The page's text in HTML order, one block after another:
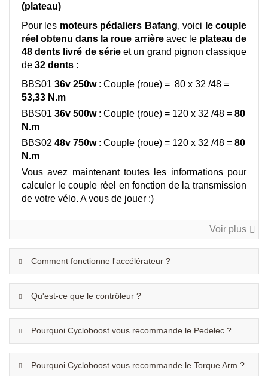
(plateau)
Pour les moteurs pédaliers Bafang, voici le couple
réel obtenu dans la roue arrièreavec le plateau de
48 dents livré de sérieet un grand pignon classique
de 32 dents :
BBS01 36v 250w: Couple (roue) = 80 x 32 /48 =
53,33 N.m
BBS01 36v 500w: Couple (roue) = 120 x 32 /48 = 80
N.m
BBS02 48v 750w: Couple (roue) = 120 x 32 /48 = 80
N.m
Vous avez maintenant toutes les informations pour
calculer le couple réel en fonction de la transmission
de votre vélo. A vous de jouer :)
Voir plus
Comment fonctionne l'accélérateur ?
Qu'est-ce que le contrôleur ?
Pourquoi Cycloboost vous recommande le Pedelec ?
Pourquoi Cycloboost vous recommande le Torque Arm ?